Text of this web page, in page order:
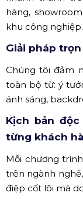
hàng,
khu công nghiệp.
Giải pháp
Chúng tôi đảm
toàn bộ từ: ý
ánh sáng,
Kịch bản
từng khách
Mỗi chương
trên ngành
điệp cốt lõi mà